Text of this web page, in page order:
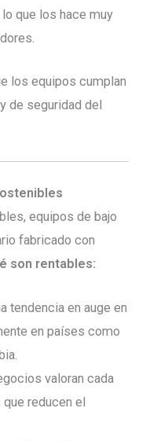
que los hace muy
los equipos cumplan
de seguridad del
equipos de bajo
fabricado con
son rentables:
tendencia en auge en
en países como
valoran cada
reducen el